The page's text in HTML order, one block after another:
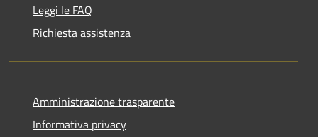
Leggi le FAQ
Richiesta assistenza
Amministrazione trasparente
Informativa privacy